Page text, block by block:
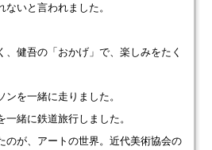
いと言われました。
、健吾の「おかげ」で、楽しみをたく
を一緒に走りました。
緒に鉄道旅行しました。
のが、アートの世界。近代美術協会の